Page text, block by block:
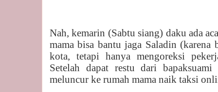
Nah, kemarin (Sabtu siang) daku ada
mama bisa bantu jaga Saladin
kota, tetapi hanya mengoreksi
Setelah dapat restu dari
meluncur ke rumah mama naik taksi